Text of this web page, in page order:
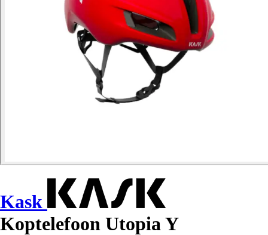
Kask
Koptelefoon Utopia Y